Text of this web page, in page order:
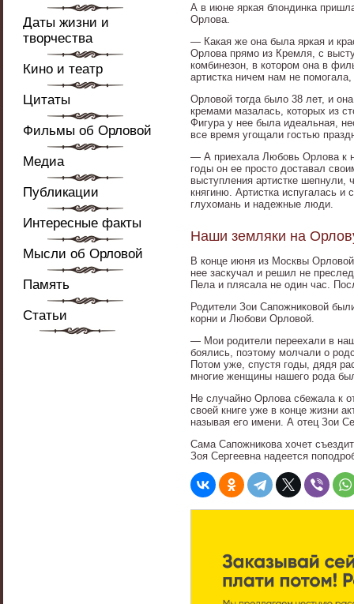
Даты жизни и
творчества
Кино и театр
Цитаты
Фильмы об Орловой
Медиа
Публикации
Интересные факты
Мысли об Орловой
Память
Статьи
А в июне яркая блондинка
Орлова.
— Какая же она была яркая и
Орлова прямо из Кремля, с
комбинезон, в котором она в
артистка ничем нам не
Орловой тогда было 38 лет, и
кремами мазалась, которых из
Фигура у нее была идеальная,
все время угощали гостью
— А приехала Любовь Орлова к
годы он ее просто доставал
выступления артистке
княгиню. Артистка испугалась
глухомань и надежные люди.
Наши земляки на
В конце июня из Москвы
нее заскучал и решил не
Пела и плясала не один час.
Родители Зои Сапожниковой
корни и Любови Орловой.
— Мои родители переехали в
боялись, поэтому молчали о
Потом уже, спустя годы, дядя
многие женщины нашего рода
Не случайно Орлова сбежала к
своей книге уже в конце жизни
называя его имени. А отец Зои
Сама Сапожникова хочет
Зоя Сергеевна надеется